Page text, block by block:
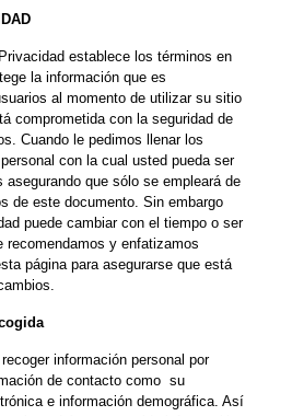
establece los términos en
la información que es
al momento de utilizar su sitio
comprometida con la seguridad de
Cuando le pedimos llenar los
con la cual usted pueda ser
que sólo se empleará de
de este documento. Sin embargo
puede cambiar con el tiempo o ser
recomendamos y enfatizamos
página para asegurarse que está
información personal por
de contacto como su
e información demográfica. Así